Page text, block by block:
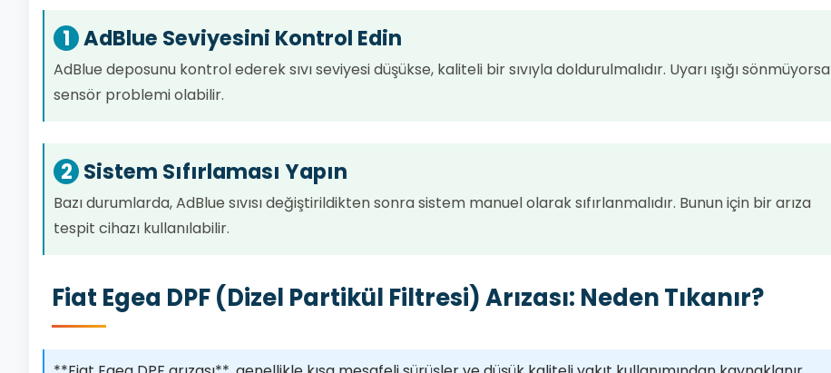
1 AdBlue Seviyesini Kontrol Edin
AdBlue deposunu kontrol ederek sıvı seviyesi düşükse, kaliteli bir sıvıyla doldurulmalıdır. Uyarı ışığı sönmüyorsa
sensör problemi olabilir.
2 Sistem Sıfırlaması Yapın
Bazı durumlarda, AdBlue sıvısı değiştirildikten sonra sistem manuel olarak sıfırlanmalıdır. Bunun için bir arıza
tespit cihazı kullanılabilir.
Fiat Egea DPF (Dizel Partikül Filtresi) Arızası: Neden Tıkanır?